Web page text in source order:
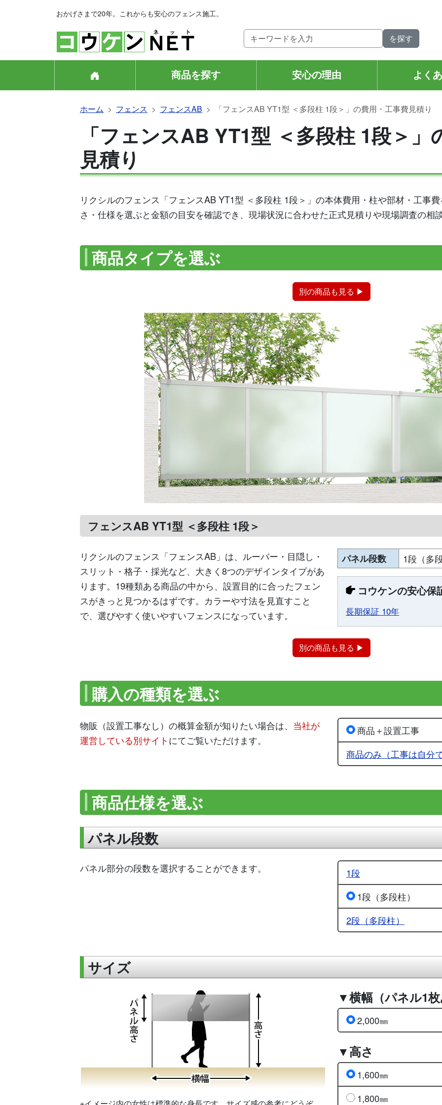
おかげさまで20年。これからも安心のフェンス施工。
商品を探す 安心の理由 よく
ホーム フェンス フェンスAB 「フェンスAB YT1型 ＜多段柱 1段＞」の費用・工事費見積り
「フェンスAB YT1型 ＜多段柱 1段＞」
見積り
リクシルのフェンス「フェンスAB YT1型 ＜多段柱 1段＞」の本体費用・柱や部材・工事
さ・仕様を選ぶと金額の目安を確認でき、現場状況に合わせた正式見積りや現場調査の相
商品タイプを選ぶ
別の商品も見る ▶
フェンスAB YT1型 ＜多段柱 1段＞
リクシルのフェンス「フェンスAB」は、ルーバー・目隠し・
スリット・格子・採光など、大きく8つのデザインタイプがあ
ります。19種類ある商品の中から、設置目的に合ったフェン
スがきっと見つかるはずです。カラーや寸法を見直すこと
で、選びやすく使いやすいフェンスになっています。
パネル段数 1段（多
コウケンの安心保
長期保証 10年
別の商品も見る ▶
購入の種類を選ぶ
物販（設置工事なし）の概算金額が知りたい場合は、 当社が
運営している別サイトにてご覧いただけます。
商品＋設置工事
商品のみ（工事は自分
商品仕様を選ぶ
パネル段数
パネル部分の段数を選択することができます。
1段
1段（多段柱）
2段（多段柱）
サイズ
▼横幅（パネル1
2,000㎜
▼高さ
1,600㎜
1,800㎜